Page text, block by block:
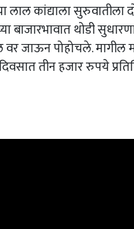
लाल कांद्याला सुरुवातीला
बाजारभावात थोडी
जाऊन पोहोचले. मागील
तीन हजार रुपये